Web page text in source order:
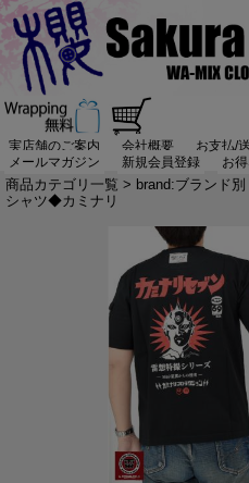
実店舗のご案内 会社概要 お支払/
メールマガジン
新規会員登録 お
商品カテゴリ一覧 > brand:ブランド別
シャツ◆カミナリ